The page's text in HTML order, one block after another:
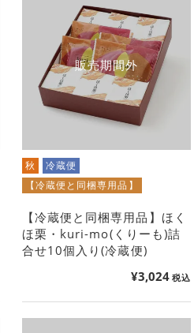
販売期間外
秋
冷蔵便
【冷蔵便と同梱専用品】
【冷蔵便と同梱専用品】ほく
ほ栗・kuri-mo(くりーも)詰
合せ10個入り(冷蔵便)
¥3,024 税込